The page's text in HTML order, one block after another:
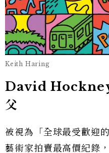
Keith Haring
David
父
被視為「全球最受歡迎
藝術家拍賣最高價紀錄